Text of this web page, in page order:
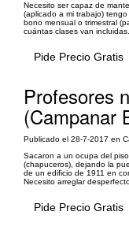
Necesito ser capaz de
(aplicado a mi trabajo)
bono mensual o trimestral
cuántas clases van incluidas.
Pide Precio Gratis
Profesores
(Campanar
Publicado el 28-7-2017 en
Sacaron a un ocupa del
(chapuceros), dejando la
de un edificio de 1911 en
Necesito arreglar
Pide Precio Gratis